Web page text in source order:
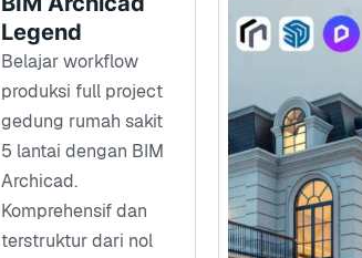
Legend
Belajar workflow
produksi full project
gedung rumah sakit
5 lantai dengan BIM
Archicad.
Komprehensif dan
terstruktur dari nol